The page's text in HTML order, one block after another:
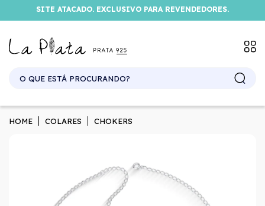
SITE ATACADO. EXCLUSIVO PARA REVENDEDORES.
HOME COLARES CHOKERS